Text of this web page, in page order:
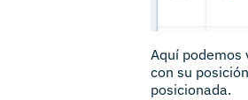
Aquí
con su
posicionada.